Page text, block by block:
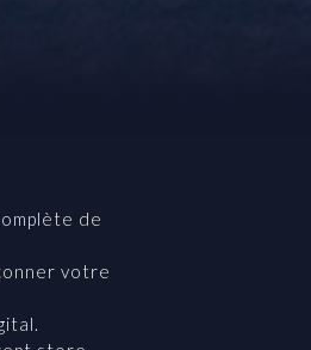
de
votre